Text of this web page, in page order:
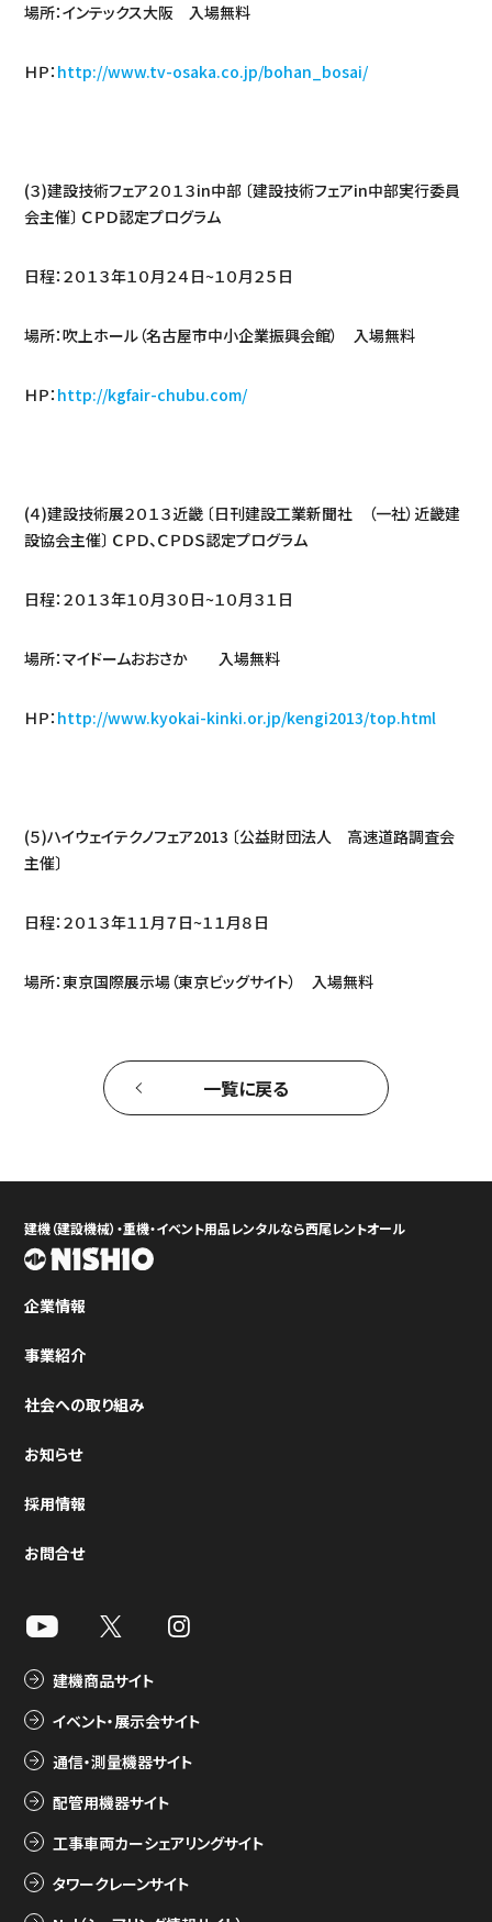
場所：インテックス大阪 入場無料
ＨＰ： http://www.tv-osaka.co.jp/bohan_bosai/
(３)建設技術フェア２０１３in中部 〔建設技術フェアin中部実行委員
会主催〕 ＣＰＤ認定プログラム
日程：２０１３年１０月２４日~１０月２５日
場所：吹上ホール（名古屋市中小企業振興会館） 入場無料
ＨＰ： http://kgfair-chubu.com/
(４)建設技術展２０１３近畿 〔日刊建設工業新聞社 （一社）近畿建
設協会主催〕 ＣＰＤ、ＣＰＤＳ認定プログラム
日程：２０１３年１０月３０日~１０月３１日
場所：マイドームおおさか 入場無料
ＨＰ： http://www.kyokai-kinki.or.jp/kengi2013/top.html
(５)ハイウェイテクノフェア2013 〔公益財団法人 高速道路調査会
主催〕
日程：２０１３年１１月７日~１１月８日
場所：東京国際展示場（東京ビッグサイト） 入場無料
一覧に戻る
建機（建設機械）・重機・イベント用品レンタルなら西尾レントオール
企業情報
事業紹介
社会への取り組み
お知らせ
採用情報
お問合せ
建機商品サイト
イベント・展示会サイト
通信・測量機器サイト
配管用機器サイト
工事車両カーシェアリングサイト
タワークレーンサイト